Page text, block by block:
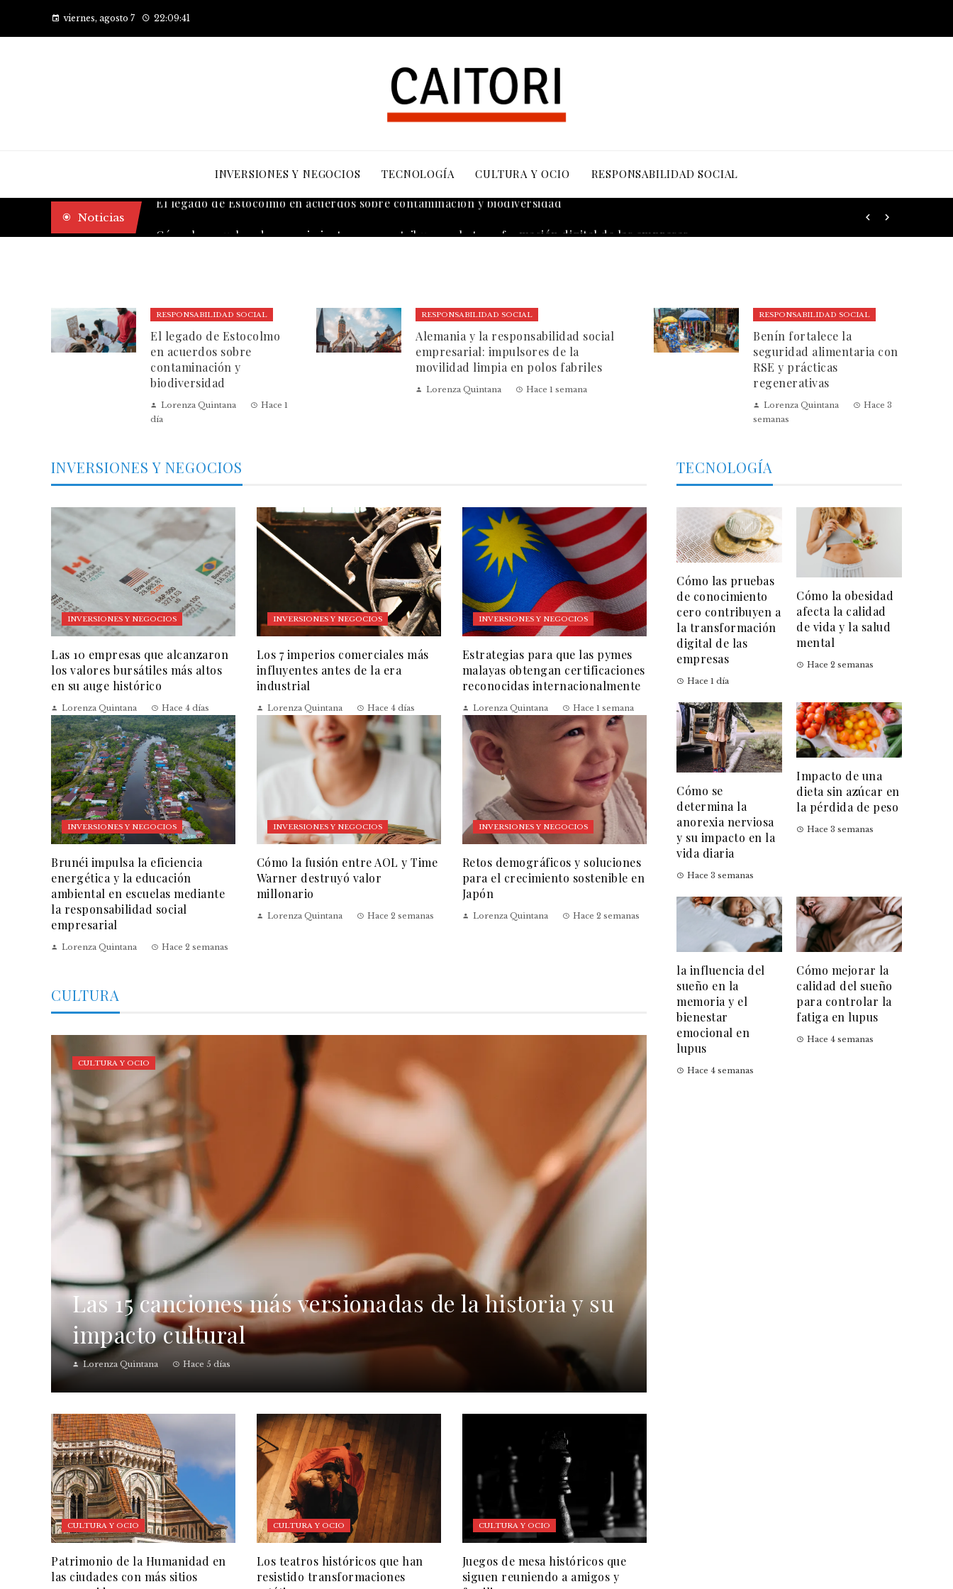
viernes, agosto 7 22:09:42
INVERSIONES Y NEGOCIOS TECNOLOGÍA CULTURA Y OCIO RESPONSABILIDAD SOCIAL
Noticias
RESPONSABILIDAD SOCIAL
El legado de Estocolmo
en acuerdos sobre
contaminación y
biodiversidad
Lorenza Quintana
Hace 1
día
RESPONSABILIDAD SOCIAL
Alemania y la responsabilidad social
empresarial: impulsores de la
movilidad limpia en polos fabriles
Lorenza Quintana Hace 1 semana
RESPONSABILIDAD SOCIAL
Benín fortalece la
seguridad alimentaria con
RSE y prácticas
regenerativas
Lorenza Quintana
Hace 3
semanas
INVERSIONES Y NEGOCIOS
INVERSIONES Y NEGOCIOS
Las 10 empresas que alcanzaron
los valores bursátiles más altos
en su auge histórico
Lorenza Quintana Hace 4 días
INVERSIONES Y NEGOCIOS
Los 7 imperios comerciales más
influyentes antes de la era
industrial
Lorenza Quintana Hace 4 días
INVERSIONES Y NEGOCIOS
Estrategias para que las pymes
malayas obtengan certificaciones
reconocidas internacionalmente
Lorenza Quintana Hace 1 semana
INVERSIONES Y NEGOCIOS
Brunéi impulsa la eficiencia
energética y la educación
ambiental en escuelas mediante
la responsabilidad social
empresarial
Lorenza Quintana Hace 2 semanas
INVERSIONES Y NEGOCIOS
Cómo la fusión entre AOL y Time
Warner destruyó valor
millonario
Lorenza Quintana Hace 2 semanas
INVERSIONES Y NEGOCIOS
Retos demográficos y soluciones
para el crecimiento sostenible en
Japón
Lorenza Quintana Hace 2 semanas
CULTURA
Las 15 canciones más versionadas de la historia y su
impacto cultural
Lorenza Quintana Hace 5 días
CULTURA Y OCIO
CULTURA Y OCIO
Patrimonio de la Humanidad en
las ciudades con más sitios
CULTURA Y OCIO
Los teatros históricos que han
resistido transformaciones
CULTURA Y OCIO
Juegos de mesa históricos que
siguen reuniendo a amigos y
TECNOLOGÍA
Cómo las pruebas
de conocimiento
cero contribuyen a
la transformación
digital de las
empresas
Hace 1 día
Cómo la obesidad
afecta la calidad
de vida y la salud
mental
Hace 2 semanas
Cómo se
determina la
anorexia nerviosa
y su impacto en la
vida diaria
Hace 3 semanas
Impacto de una
dieta sin azúcar en
la pérdida de peso
Hace 3 semanas
la influencia del
sueño en la
memoria y el
bienestar
emocional en
lupus
Hace 4 semanas
Cómo mejorar la
calidad del sueño
para controlar la
fatiga en lupus
Hace 4 semanas